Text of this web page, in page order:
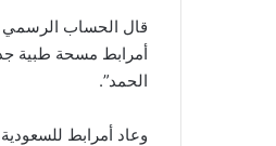
قال الحساب الرسمي
أمرابط مسحة طبية
الحمد”.
وعاد أمرابط